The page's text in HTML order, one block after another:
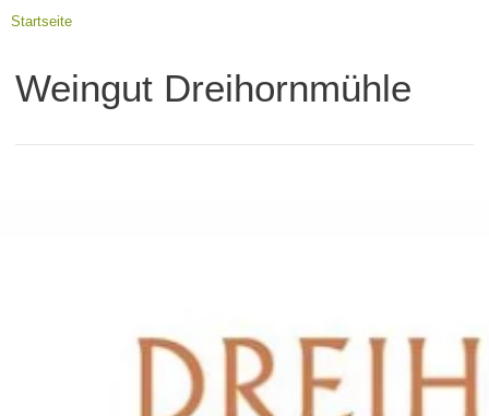
Startseite
Weingut Dreihornmühle